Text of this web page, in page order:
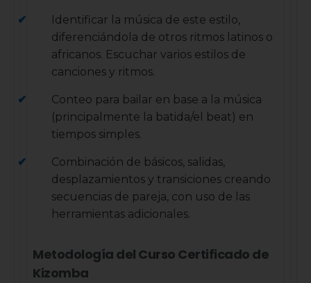
Identificar la música de este estilo,
diferenciándola de otros ritmos latinos o
africanos. Escuchar varios estilos de
canciones y ritmos.
Conteo para bailar en base a la música
(principalmente la batida/el beat) en
tiempos simples.
Combinación de básicos, salidas,
desplazamientos y transiciones creando
secuencias de pareja, con uso de las
herramientas adicionales.
Metodología del Curso Certificado de
Kizomba